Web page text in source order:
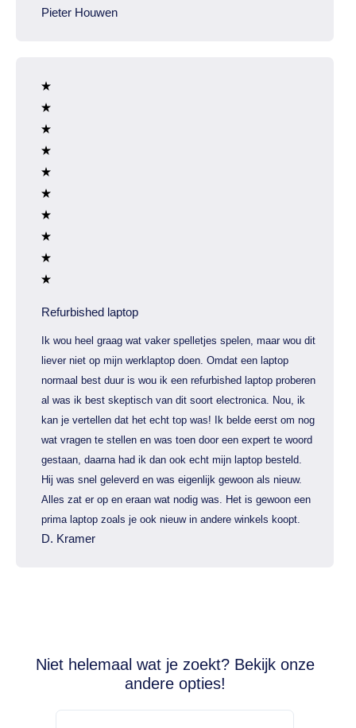
Pieter Houwen
Refurbished laptop
Ik wou heel graag wat vaker spelletjes spelen, maar wou dit
liever niet op mijn werklaptop doen. Omdat een laptop
normaal best duur is wou ik een refurbished laptop proberen
al was ik best skeptisch van dit soort electronica. Nou, ik
kan je vertellen dat het echt top was! Ik belde eerst om nog
wat vragen te stellen en was toen door een expert te woord
gestaan, daarna had ik dan ook echt mijn laptop besteld.
Hij was snel geleverd en was eigenlijk gewoon als nieuw.
Alles zat er op en eraan wat nodig was. Het is gewoon een
prima laptop zoals je ook nieuw in andere winkels koopt.
D. Kramer
Niet helemaal wat je zoekt? Bekijk onze
andere opties!